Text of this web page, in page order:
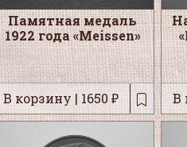
Памятная медаль
1922 года «Meissen»
В корзину | 1650 ₽ В